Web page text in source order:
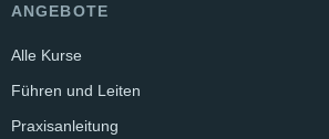
ANGEBOTE
Alle Kurse
Führen und Leiten
Praxisanleitung